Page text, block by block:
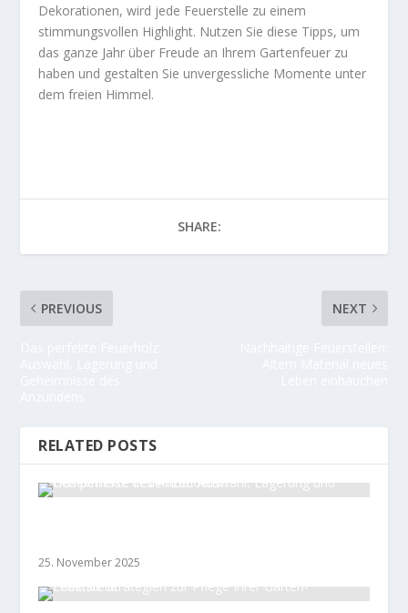
Dekorationen, wird jede Feuerstelle zu einem
stimmungsvollen Highlight. Nutzen Sie diese Tipps, um
das ganze Jahr über Freude an Ihrem Gartenfeuer zu
haben und gestalten Sie unvergessliche Momente unter
dem freien Himmel.
SHARE:
PREVIOUS NEXT
RELATED POSTS
25. November 2025